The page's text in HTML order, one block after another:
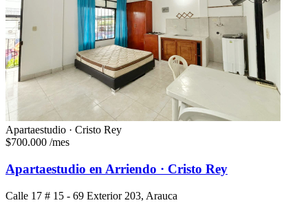
Apartaestudio · Cristo Rey
$700.000 /mes
Apartaestudio en Arriendo · Cristo Rey
Calle 17 # 15 - 69 Exterior 203, Arauca